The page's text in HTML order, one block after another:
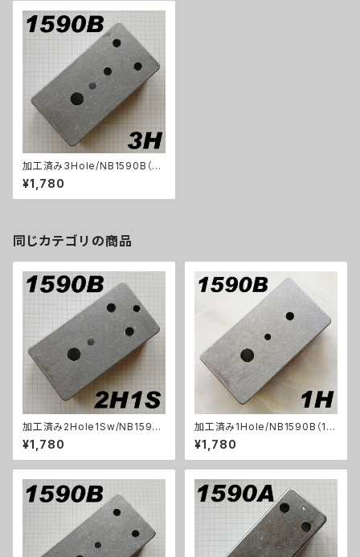
加工済み3Hole/NB1590B（11
2x61x32mm）アルミダイキャス
トケース
¥1,780
同じカテゴリの商品
加工済み2Hole1Sw/NB1590
B（112x61x32mm）アルミダイ
キャストケース
¥1,780
加工済み1Hole/NB1590B（112
x61x32mm）アルミダイキャス
トケース
¥1,780